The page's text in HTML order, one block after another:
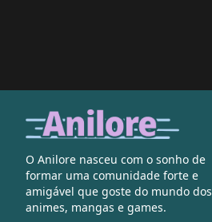
O Anilore nasceu com o sonho de
formar uma comunidade forte e
amigável que goste do mundo dos
animes, mangas e games.